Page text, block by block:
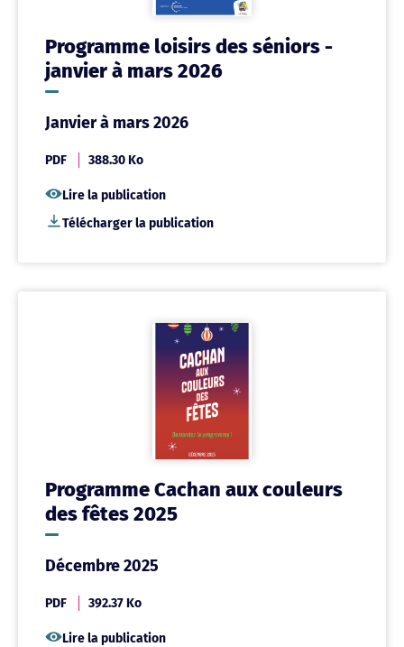
Programme loisirs des séniors -
janvier à mars 2026
Janvier à mars 2026
PDF 388.30 Ko
Lire la publication
Télécharger la publication
Programme Cachan aux couleurs
des fêtes 2025
Décembre 2025
PDF 392.37 Ko
Lire la publication